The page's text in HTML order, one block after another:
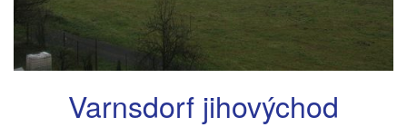
Varnsdorf jihovýchod